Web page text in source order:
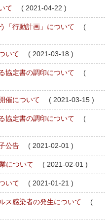
て ( 2021-04-22 )
「行動計画」について
(
いて ( 2021-03-18 )
協定書の調印について
(
催について ( 2021-03-15 )
協定書の調印について
(
公告 ( 2021-02-01 )
について ( 2021-02-01 )
いて ( 2021-01-21 )
ス感染者の発生について
(